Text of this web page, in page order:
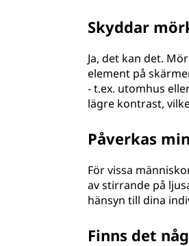
Skyddar
Ja, det kan det.
element på
- t.ex. utomhus
lägre kontrast,
Påverkas
För vissa
av stirrande på
hänsyn till dina
Finns det